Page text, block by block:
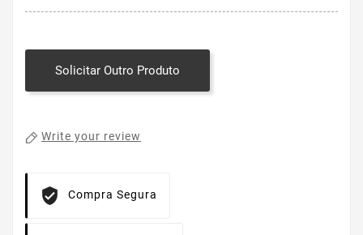
Solicitar Outro Produto
Write your review
Compra Segura